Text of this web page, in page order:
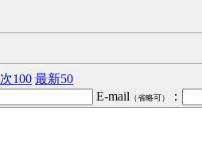
次100 最新50
E-mail （省略可） ：